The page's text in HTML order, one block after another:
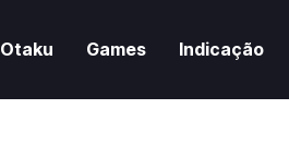
Otaku Games Indicação